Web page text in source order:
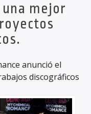
mejor
anunció el
discográficos